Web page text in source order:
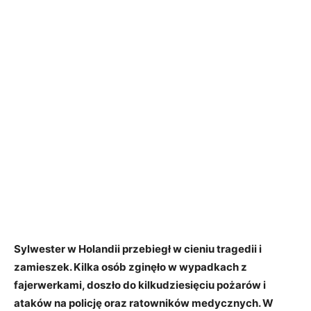
Sylwester w Holandii przebiegł w cieniu tragedii i
zamieszek. Kilka osób zginęło w wypadkach z
fajerwerkami, doszło do kilkudziesięciu pożarów i
ataków na policję oraz ratowników medycznych. W